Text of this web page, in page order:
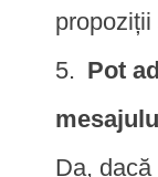
Pot
Da,